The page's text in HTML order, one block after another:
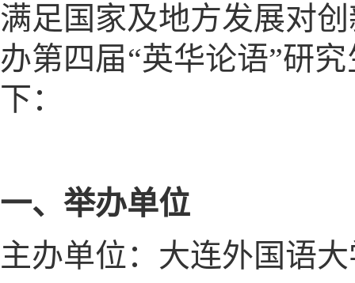
满足国家及地方发展对
办第四届“英华论语”研
下：
一、举办单位
主办单位：大连外国语